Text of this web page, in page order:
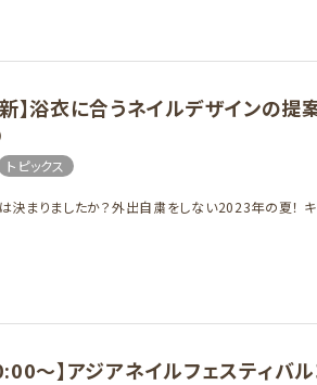
】浴衣に合うネイルデザインの提
トピックス
決まりましたか？外出自粛をしない2023年の夏！
～】アジアネイルフェスティバ